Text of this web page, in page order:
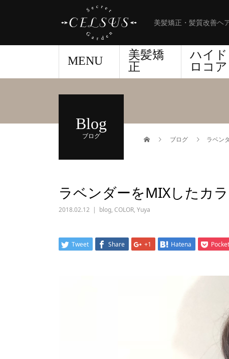
美髪矯正・髪質改善ヘ
MENU
美髪矯
正
ハイド
ロコア
Blog
ブログ ブログ ラベン
ラベンダーをMIXしたカ
2018.02.12 blog, COLOR, Yuya
Tweet Share +1 Hatena Pocket